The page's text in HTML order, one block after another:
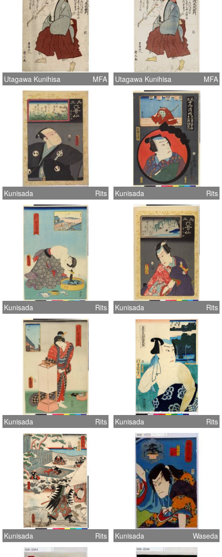
Utagawa Kunihisa MFA Utagawa Kunihisa MFA
Kunisada Rits Kunisada Rits
Kunisada Rits Kunisada Rits
Kunisada Rits Kunisada Rits
Kunisada Rits Kunisada Waseda